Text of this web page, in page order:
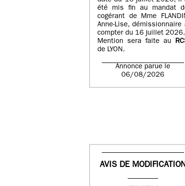
été mis fin au mandat
cogérant de Mme
Anne-Lise, démissionnaire
compter du 16 juillet 2026.
Mention sera faite au
de LYON.
Annonce parue le
06/08/2026
AVIS DE